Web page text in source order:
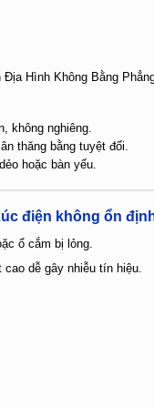
Hình Không Bằng
không nghiêng.
thăng bằng tuyệt đối.
hoặc bàn yếu.
điện không ổn
ổ cắm bị lỏng.
dễ gây nhiễu tín hiệu.